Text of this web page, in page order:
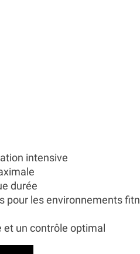
intensive
durée
pour les environnements
un contrôle optimal